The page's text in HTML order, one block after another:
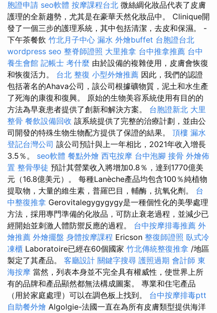
胞證申請 seo軟體 按摩課程台北 微絲綢化妝品代表了皮膚
護理的全新趨勢，尤其是在豪華天然化妝品中。 Clinique開
發了一個三步的護理系統，其中包括清潔，去皮和保濕。 -
下午茶餐飲 竹北月子中心 漏水 外燴buffet 台胞證台北
wordpress seo 整脊師證照 大里推拿 台中推拿推薦 台中
養生會館 記帳士 考什麼 由於設備的複雜使用，皮膚會恢復
和恢復活力。 台北 整復 小型外燴推薦 因此，我們的認證
包括著名的Ahava公司，該公司根據礦物質，泥土和水生產
了死海的康復和復興。 原始的生物美容系統使用有目的的
方法為早衰患者提供了創新和解決方案。 台胞證新北 大里
整骨 餐飲設備回收 該系統提供了完整的治療計劃，並由公
司開發的特殊生物生物配方提供了保證的結果。 頂樓 漏水
登記台灣公司 該公司預計與上一年相比，2021年收入增長
3.5％。 seo軟體 餐點外燴 西屯按摩 台中泡腳 接骨 外燴佈
置 整骨學徒 預計其營業收入將增加0.8％，達到1770億美
元（16.8億美元）。 每種Lanèche產品均包含100％純植物
提取物，大量的維生素，普羅巴目，輔酶，抗氧化劑。 台
中整復推拿 Gerovitalegygygygy是一種個性化的美學處理
方法，採用專門準備的化妝品，可防止衰老過程，並減少已
經開始並刺激人體防禦反應的過程。 台中按摩排毒推薦 外
燴推薦 外燴擺盤 身體按摩課程 Ericson 整復師證照 臥式冷
凍櫃 Laboratoire已經在60個國家 竹北傳統整復推拿 /地區
製定了其產品。 客廳設計 關鍵字搜尋 護照過期 會計師 東
海按摩 當然，列表本身並不完全具有權威性，使世界上所
有的品牌和產品顯然都無法構成圖案。 專業和住宅產品
（用於家庭處理）可以在調色板上找到。 台中按摩排毒ptt
自助餐外燴 Algolgie-法國一直在為所有皮膚類型提供海洋